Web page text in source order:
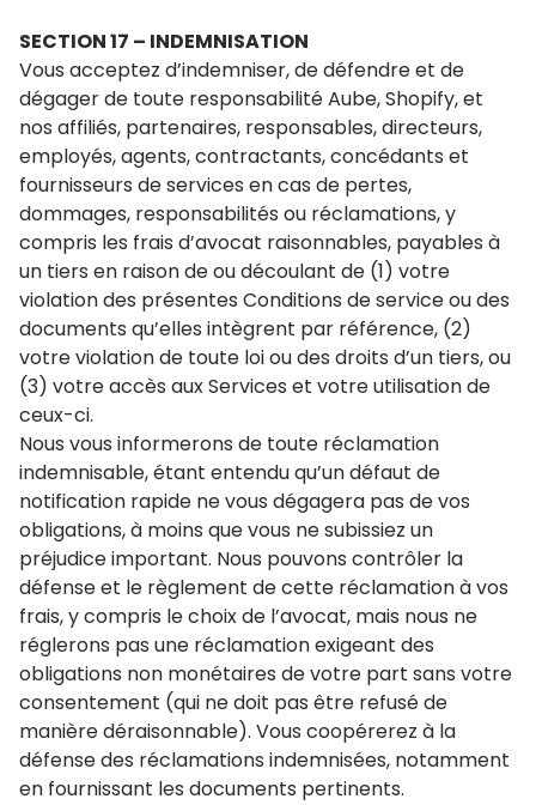
SECTION 17 – INDEMNISATION
Vous acceptez d’indemniser, de défendre et de
dégager de toute responsabilité Aube, Shopify, et
nos affiliés, partenaires, responsables, directeurs,
employés, agents, contractants, concédants et
fournisseurs de services en cas de pertes,
dommages, responsabilités ou réclamations, y
compris les frais d’avocat raisonnables, payables à
un tiers en raison de ou découlant de (1) votre
violation des présentes Conditions de service ou des
documents qu’elles intègrent par référence, (2)
votre violation de toute loi ou des droits d’un tiers, ou
(3) votre accès aux Services et votre utilisation de
ceux-ci.
Nous vous informerons de toute réclamation
indemnisable, étant entendu qu’un défaut de
notification rapide ne vous dégagera pas de vos
obligations, à moins que vous ne subissiez un
préjudice important. Nous pouvons contrôler la
défense et le règlement de cette réclamation à vos
frais, y compris le choix de l’avocat, mais nous ne
réglerons pas une réclamation exigeant des
obligations non monétaires de votre part sans votre
consentement (qui ne doit pas être refusé de
manière déraisonnable). Vous coopérerez à la
défense des réclamations indemnisées, notamment
en fournissant les documents pertinents.